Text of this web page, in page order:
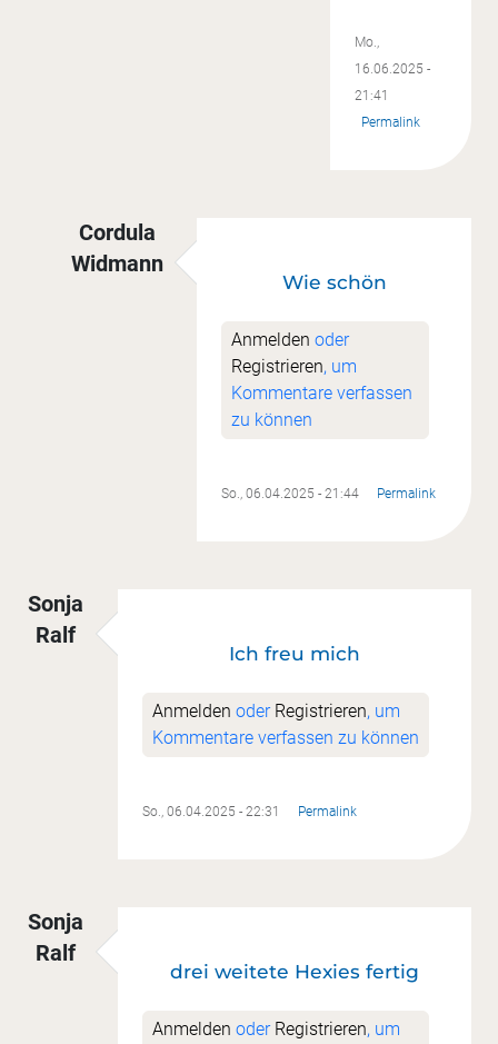
Mo.,
16.06.2025 -
21:41
Permalink
Cordula
Widmann
Besser spät als nie!von
Wie schön
Anmelden oder
Registrieren, um
Kommentare verfassen
zu können
So., 06.04.2025 - 21:44 Permalink
Sonja
Ralf
Ich freu mich
Anmelden oder Registrieren, um
Kommentare verfassen zu können
So., 06.04.2025 - 22:31 Permalink
Sonja
Ralf
drei weitete Hexies fertig
Anmelden oder Registrieren, um